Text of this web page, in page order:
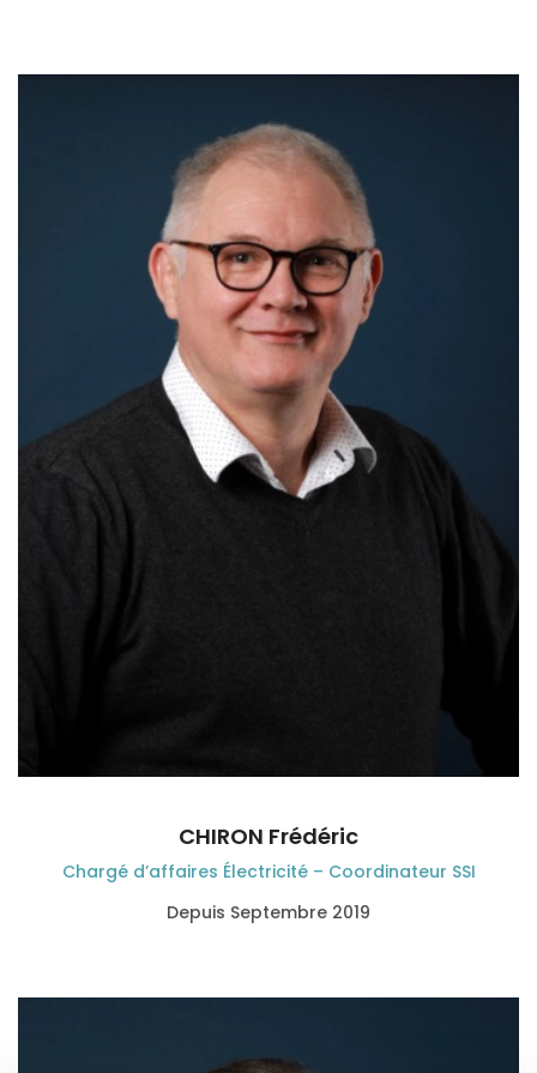
CHIRON Frédéric
Chargé d’affaires Électricité – Coordinateur SSI
Depuis Septembre 2019